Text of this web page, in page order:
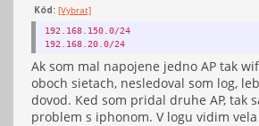
Kód: [Vybrat]
192.168.150.0/24
192.168.20.0/24
Ak som mal napojene jedno AP tak
oboch sietach, nesledoval som log,
dovod. Ked som pridal druhe AP, tak
problem s iphonom. V logu vidim